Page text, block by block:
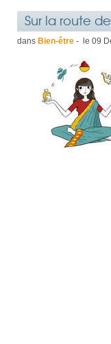
Sur la route
dans Bien-être - le 09